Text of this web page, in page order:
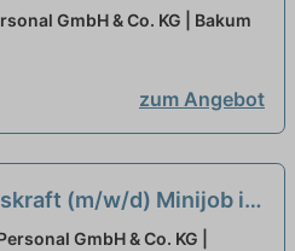
GmbH & Co. KG | Bakum
zum Angebot
(m/w/d) Minijob in
GmbH & Co. KG |